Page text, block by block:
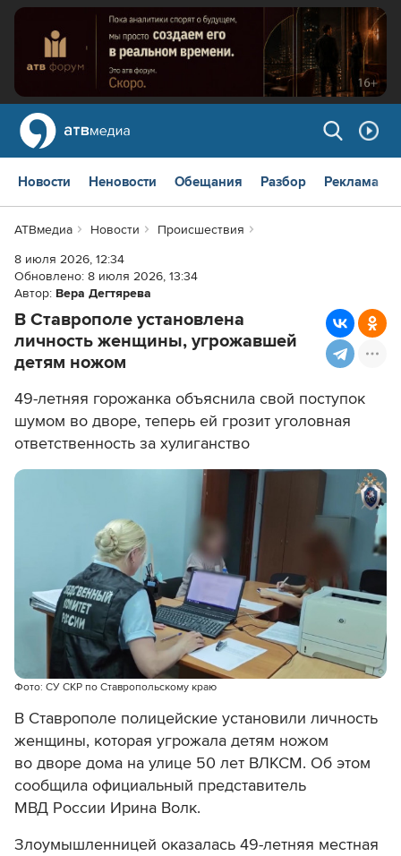
Новости Неновости Обещания Разбор Реклама
АТВмедиа Новости
Происшествия
8 июля 2026, 12:34
Обновлено: 8 июля 2026, 13:34
Автор: Вера Дегтярева
В Ставрополе установлена
личность женщины, угрожавшей
детям ножом
49-летняя горожанка объяснила свой поступок
шумом во дворе, теперь ей грозит уголовная
ответственность за хулиганство
Фото: СУ СКР по Ставропольскому краю
В Ставрополе полицейские установили личность
женщины, которая угрожала детям ножом
во дворе дома на улице 50 лет ВЛКСМ. Об этом
сообщила официальный представитель
МВД России Ирина Волк.
Злоумышленницей оказалась 49-летняя местная